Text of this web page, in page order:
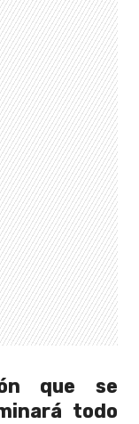
que se
todo